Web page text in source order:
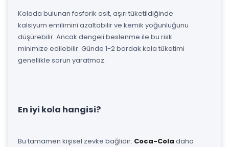
Kolada bulunan fosforik asit, aşırı tüketildiğinde
kalsiyum emilimini azaltabilir ve kemik yoğunluğunu
düşürebilir. Ancak dengeli beslenme ile bu risk
minimize edilebilir. Günde 1-2 bardak kola tüketimi
genellikle sorun yaratmaz.
En iyi kola hangisi?
Bu tamamen kişisel zevke bağlıdır. Coca-Cola daha